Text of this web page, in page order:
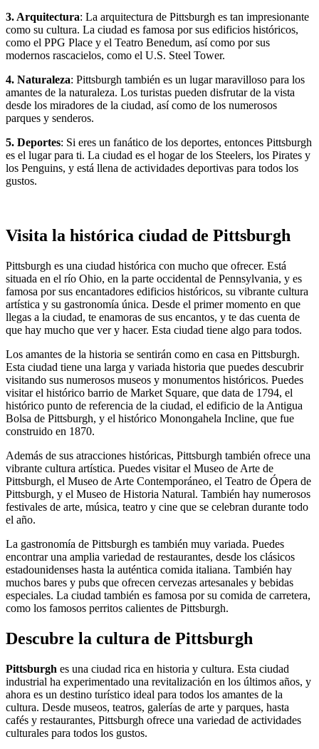
3. Arquitectura: La arquitectura de Pittsburgh es tan impresionante
como su cultura. La ciudad es famosa por sus edificios históricos,
como el PPG Place y el Teatro Benedum, así como por sus
modernos rascacielos, como el U.S. Steel Tower.
4. Naturaleza: Pittsburgh también es un lugar maravilloso para los
amantes de la naturaleza. Los turistas pueden disfrutar de la vista
desde los miradores de la ciudad, así como de los numerosos
parques y senderos.
5. Deportes: Si eres un fanático de los deportes, entonces Pittsburgh
es el lugar para ti. La ciudad es el hogar de los Steelers, los Pirates y
los Penguins, y está llena de actividades deportivas para todos los
gustos.
Visita la histórica ciudad de Pittsburgh
Pittsburgh es una ciudad histórica con mucho que ofrecer. Está
situada en el río Ohio, en la parte occidental de Pennsylvania, y es
famosa por sus encantadores edificios históricos, su vibrante cultura
artística y su gastronomía única. Desde el primer momento en que
llegas a la ciudad, te enamoras de sus encantos, y te das cuenta de
que hay mucho que ver y hacer. Esta ciudad tiene algo para todos.
Los amantes de la historia se sentirán como en casa en Pittsburgh.
Esta ciudad tiene una larga y variada historia que puedes descubrir
visitando sus numerosos museos y monumentos históricos. Puedes
visitar el histórico barrio de Market Square, que data de 1794, el
histórico punto de referencia de la ciudad, el edificio de la Antigua
Bolsa de Pittsburgh, y el histórico Monongahela Incline, que fue
construido en 1870.
Además de sus atracciones históricas, Pittsburgh también ofrece una
vibrante cultura artística. Puedes visitar el Museo de Arte de
Pittsburgh, el Museo de Arte Contemporáneo, el Teatro de Ópera de
Pittsburgh, y el Museo de Historia Natural. También hay numerosos
festivales de arte, música, teatro y cine que se celebran durante todo
el año.
La gastronomía de Pittsburgh es también muy variada. Puedes
encontrar una amplia variedad de restaurantes, desde los clásicos
estadounidenses hasta la auténtica comida italiana. También hay
muchos bares y pubs que ofrecen cervezas artesanales y bebidas
especiales. La ciudad también es famosa por su comida de carretera,
como los famosos perritos calientes de Pittsburgh.
Descubre la cultura de Pittsburgh
Pittsburgh es una ciudad rica en historia y cultura. Esta ciudad
industrial ha experimentado una revitalización en los últimos años, y
ahora es un destino turístico ideal para todos los amantes de la
cultura. Desde museos, teatros, galerías de arte y parques, hasta
cafés y restaurantes, Pittsburgh ofrece una variedad de actividades
culturales para todos los gustos.